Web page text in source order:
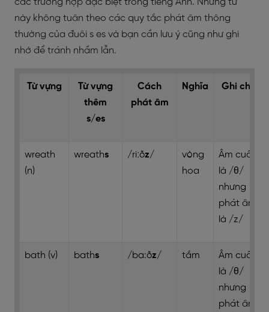
này không tuân theo các quy tắc phát âm thông
thường của đuôi s es và bạn cần lưu ý cũng như ghi
nhớ để tránh nhầm lẫn.
Từ vựng
Từ vựng
thêm
s/es
Cách
phát âm
Nghĩa Ghi chú
wreath
(n)
wreaths /riːðz/
vòng
hoa
Âm cuối
là /θ/
nhưng
phát âm
là /z/
bath (v) baths /ba:ðz/ tắm
Âm cuối
là /θ/
nhưng
phát âm